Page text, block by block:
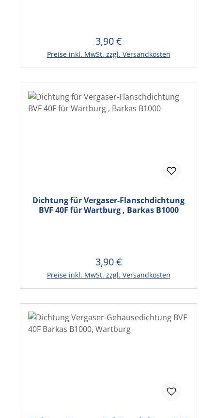
Regulärer Preis:
3,90 €
Preise inkl. MwSt. zzgl. Versandkosten
In den Warenkorb
Dichtung für Vergaser-Flanschdichtung
BVF 40F für Wartburg , Barkas B1000
Regulärer Preis:
3,90 €
Preise inkl. MwSt. zzgl. Versandkosten
In den Warenkorb